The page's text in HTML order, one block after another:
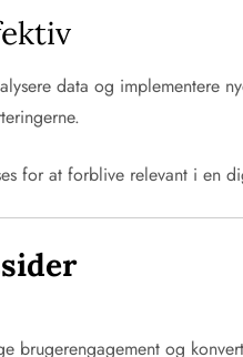
data og
for at forblive relevant i en
brugerengagement og